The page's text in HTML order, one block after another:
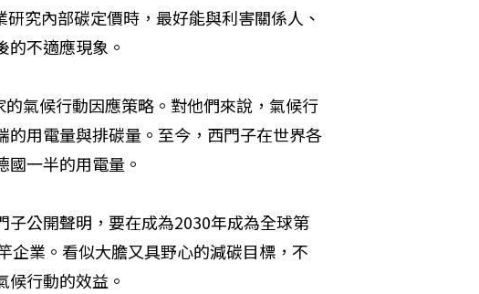
究內部碳定價時，最好能與利害關係人、
不適應現象。
氣候行動因應策略。對他們來說，氣候行
用電量與排碳量。至今，西門子在世界各
一半的用電量。
公開聲明，要在成為2030年成為全球第
企業。看似大膽又具野心的減碳目標，不
行動的效益。